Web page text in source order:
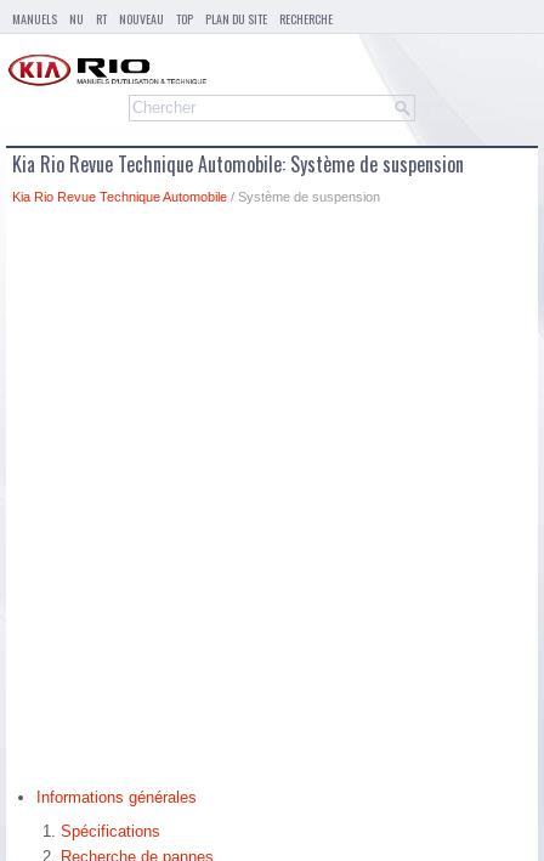
MANUELS NU RT NOUVEAU TOP PLAN DU SITE RECHERCHE
Kia Rio Revue Technique Automobile: Système de suspension
Kia Rio Revue Technique Automobile / Système de suspension
Informations générales
Spécifications
Recherche de pannes